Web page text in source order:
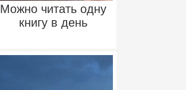
Можно читать одну
книгу в день